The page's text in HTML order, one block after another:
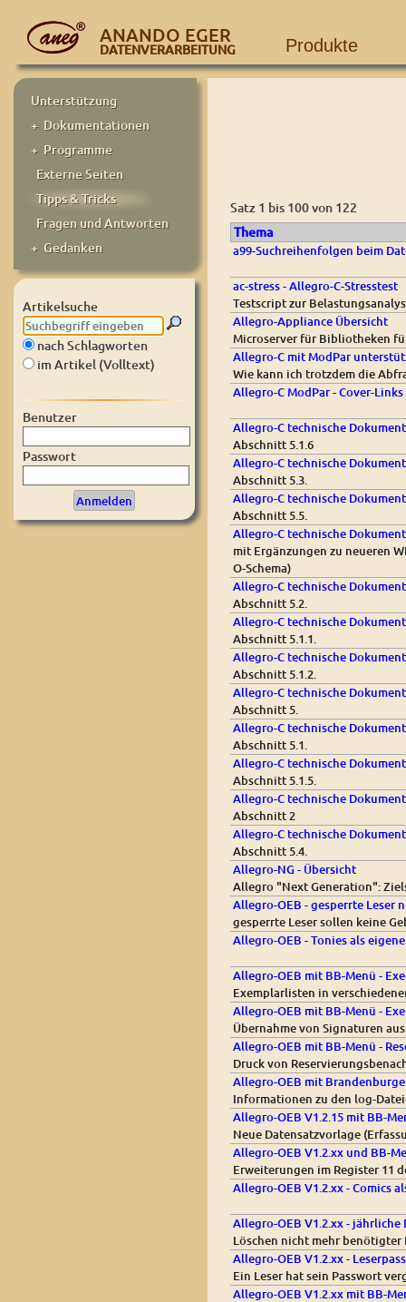
ANANDO EGER
DATENVERARBEITUNG Produkte
Unterstützung
+ Dokumentationen
+ Programme
Externe Seiten
Tipps & Tricks
Fragen und Antworten
+ Gedanken
Artikelsuche
nach Schlagworten
im Artikel (Volltext)
Benutzer
Passwort
Satz 1 bis 100 von 122
Thema
a99-Suchreihenfolgen beim
ac-stress - Allegro-C-Stresstest
Testscript zur
Allegro-Appliance Übersicht
Microserver für Bibliotheken
Allegro-C mit ModPar
Wie kann ich trotzdem die
Allegro-C ModPar - Cover-
Allegro-C technische
Abschnitt 5.1.6
Allegro-C technische
Abschnitt 5.3.
Allegro-C technische
Abschnitt 5.5.
Allegro-C technische
mit Ergänzungen zu neueren
O-Schema)
Allegro-C technische
Abschnitt 5.2.
Allegro-C technische
Abschnitt 5.1.1.
Allegro-C technische
Abschnitt 5.1.2.
Allegro-C technische
Abschnitt 5.
Allegro-C technische
Abschnitt 5.1.
Allegro-C technische
Abschnitt 5.1.5.
Allegro-C technische
Abschnitt 2
Allegro-C technische
Abschnitt 5.4.
Allegro-NG - Übersicht
Allegro "Next Generation":
Allegro-OEB - gesperrte Leser
gesperrte Leser sollen keine
Allegro-OEB - Tonies als
Allegro-OEB mit BB-Menü -
Exemplarlisten in
Allegro-OEB mit BB-Menü -
Übernahme von Signaturen
Allegro-OEB mit BB-Menü -
Druck von
Allegro-OEB mit
Informationen zu den log-
Allegro-OEB V1.2.15 mit BB-
Neue Datensatzvorlage
Allegro-OEB V1.2.xx und BB-
Erweiterungen im Register 11
Allegro-OEB V1.2.xx - Comics
Allegro-OEB V1.2.xx - jährliche
Löschen nicht mehr
Allegro-OEB V1.2.xx -
Ein Leser hat sein Passwort
Allegro-OEB V1.2.xx mit BB-